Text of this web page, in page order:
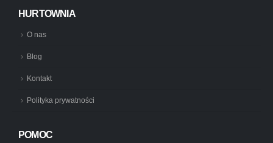
HURTOWNIA
O nas
Blog
Kontakt
Polityka prywatności
POMOC